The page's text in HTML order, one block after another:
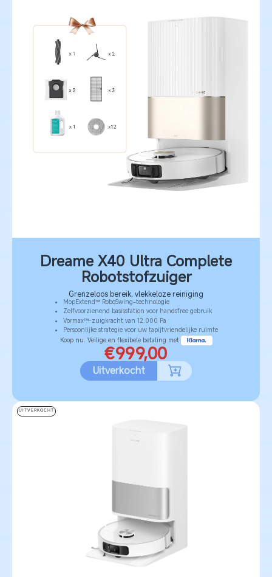
Dreame X40 Ultra Complete
Robotstofzuiger
Grenzeloos bereik, vlekkeloze reiniging
MopExtend™ RoboSwing-technologie
Zelfvoorzienend basisstation voor handsfree gebruik
Vormax™-zuigkracht van 12.000 Pa
Persoonlijke strategie voor uw tapijtvriendelijke ruimte
Koop nu. Veilige en flexibele betaling met
€999,00
Uitverkocht
UITVERKOCHT